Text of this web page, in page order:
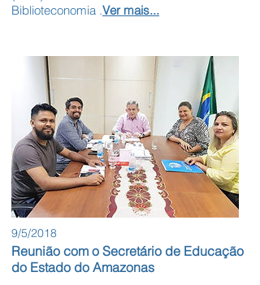
Biblioteconomia .Ver mais...
9/5/2018
Reunião com o Secretário de Educação
do Estado do Amazonas